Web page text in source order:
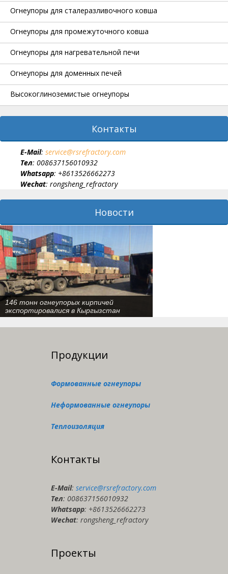
Огнеупоры для сталеразливочного ковша
Огнеупоры для промежуточного ковша
Огнеупоры для нагревательной печи
Огнеупоры для доменных печей
Высокоглиноземистые огнеупоры
Контакты
E-Мail: service@rsrefractory.com
Тел: 008637156010932
Whatsapp: +8613526662273
Wechat: rongsheng_refractory
Новости
146 тонн огнеупорых кирпичей
экспортировалися в Кыргызстан
Продукции
Формованные огнеупоры
Неформованные огнеупоры
Теплоизоляция
Контакты
E-Мail: service@rsrefractory.com
Тел: 008637156010932
Whatsapp: +8613526662273
Wechat: rongsheng_refractory
Проекты